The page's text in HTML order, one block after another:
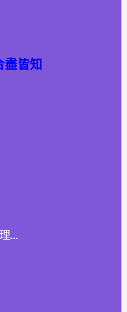
盡皆知
…